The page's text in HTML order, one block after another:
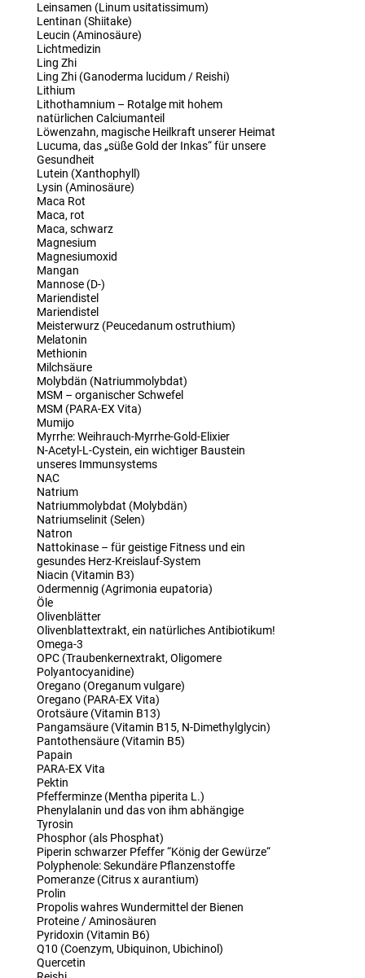
Leinsamen (Linum usitatissimum)
Lentinan (Shiitake)
Leucin (Aminosäure)
Lichtmedizin
Ling Zhi
Ling Zhi (Ganoderma lucidum / Reishi)
Lithium
Lithothamnium – Rotalge mit hohem
natürlichen Calciumanteil
Löwenzahn, magische Heilkraft unserer Heimat
Lucuma, das „süße Gold der Inkas“ für unsere
Gesundheit
Lutein (Xanthophyll)
Lysin (Aminosäure)
Maca Rot
Maca, rot
Maca, schwarz
Magnesium
Magnesiumoxid
Mangan
Mannose (D-)
Mariendistel
Mariendistel
Meisterwurz (Peucedanum ostruthium)
Melatonin
Methionin
Milchsäure
Molybdän (Natriummolybdat)
MSM – organischer Schwefel
MSM (PARA-EX Vita)
Mumijo
Myrrhe: Weihrauch-Myrrhe-Gold-Elixier
N-Acetyl-L-Cystein, ein wichtiger Baustein
unseres Immunsystems
NAC
Natrium
Natriummolybdat (Molybdän)
Natriumselinit (Selen)
Natron
Nattokinase – für geistige Fitness und ein
gesundes Herz-Kreislauf-System
Niacin (Vitamin B3)
Odermennig (Agrimonia eupatoria)
Öle
Olivenblätter
Olivenblattextrakt, ein natürliches Antibiotikum!
Omega-3
OPC (Traubenkernextrakt, Oligomere
Polyantocyanidine)
Oregano (Oreganum vulgare)
Oregano (PARA-EX Vita)
Orotsäure (Vitamin B13)
Pangamsäure (Vitamin B15, N-Dimethylglycin)
Pantothensäure (Vitamin B5)
Papain
PARA-EX Vita
Pektin
Pfefferminze (Mentha piperita L.)
Phenylalanin und das von ihm abhängige
Tyrosin
Phosphor (als Phosphat)
Piperin schwarzer Pfeffer “König der Gewürze“
Polyphenole: Sekundäre Pflanzenstoffe
Pomeranze (Citrus x aurantium)
Prolin
Propolis wahres Wundermittel der Bienen
Proteine / Aminosäuren
Pyridoxin (Vitamin B6)
Q10 (Coenzym, Ubiquinon, Ubichinol)
Quercetin